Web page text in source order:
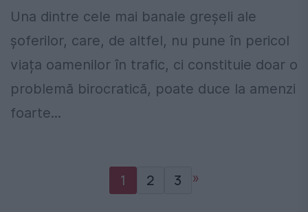
Una dintre cele mai banale greșeli ale
șoferilor, care, de altfel, nu pune în pericol
viața oamenilor în trafic, ci constituie doar o
problemă birocratică, poate duce la amenzi
foarte...
1 2 3 »